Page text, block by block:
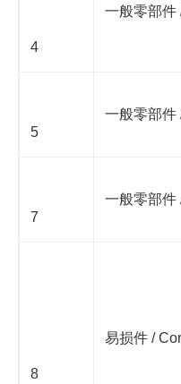
4
一般零部件
5
一般零部件
7
一般零部件
8
易损件 /